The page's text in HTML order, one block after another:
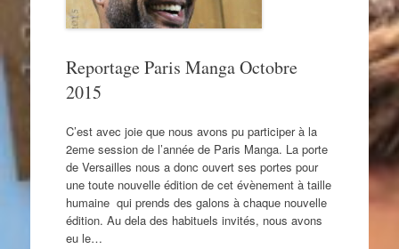
Reportage Paris Manga Octobre
2015
C’est avec joie que nous avons pu participer à la
2eme session de l’année de Paris Manga. La porte
de Versailles nous a donc ouvert ses portes pour
une toute nouvelle édition de cet évènement à taille
humaine qui prends des galons à chaque nouvelle
édition. Au dela des habituels invités, nous avons
eu le…